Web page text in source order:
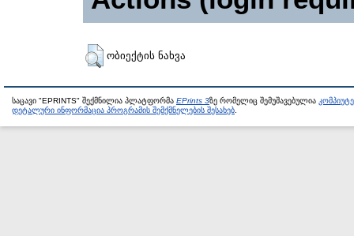
ობიექტის ნახვა
საცავი "EPRINTS" შექმნილია პლატფორმა EPrints 3ზე რომელიც შემუშავებულია
დეტალური ინფორმაცია პროგრამის შემქმნელების შესახებ